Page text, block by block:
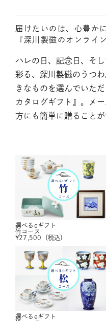
届けたいのは、心豊か
『深川製磁のオンライ
ハレの日、記念日、そ
彩る、深川製磁のうつ
きなものを選んでいた
カタログギフト』。メ
方にも簡単に贈ることが
選べるeギフト
竹コース
¥27,500 （税込）
選べるeギフト